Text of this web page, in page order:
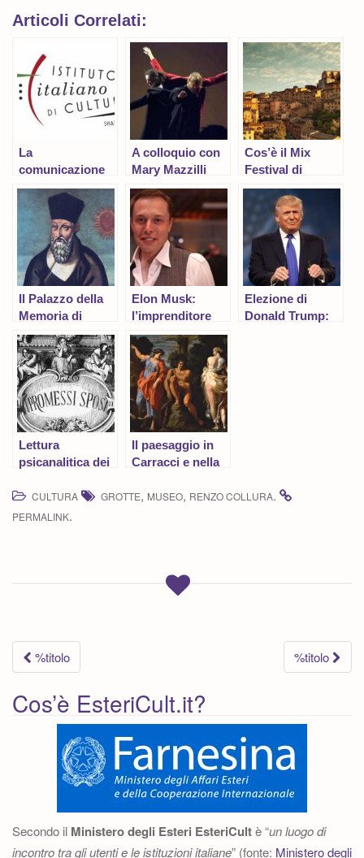
Articoli Correlati:
La
comunicazione
di arte degli IIC
A colloquio con
Mary Mazzilli
Cos’è il Mix
Festival di
Cortona?
Il Palazzo della
Memoria di
Matteo Ricci
Elon Musk:
l’imprenditore
all’avanguardia
Elezione di
Donald Trump:
Lettura
psicanalitica dei
Il paesaggio in
Carracci e nella
CULTURA
GROTTE, MUSEO, RENZO COLLURA.
PERMALINK.
Navigazione
articolo
%titolo %titolo
Cos’è EsteriCult.it?
Secondo il Ministero degli Esteri EsteriCultè “un luogo di
incontro tra gli utenti e le istituzioni italiane” (fonte: Ministero degli